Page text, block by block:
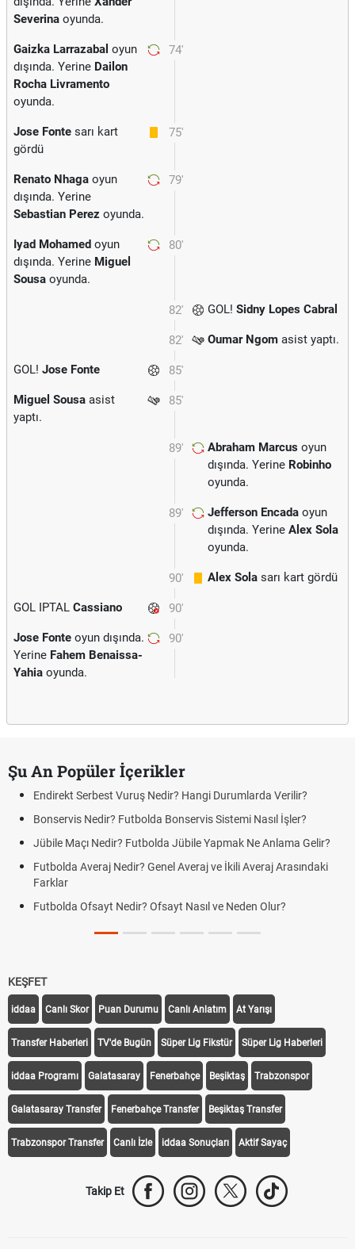
Severina oyunda.
74'
Gaizka Larrazabal oyun
dışında. Yerine Dailon
Rocha Livramento
oyunda.
75'
Jose Fonte sarı kart
gördü
79'
Renato Nhaga oyun
dışında. Yerine
Sebastian Perez oyunda.
80'
Iyad Mohamed oyun
dışında. Yerine Miguel
Sousa oyunda.
82' GOL! Sidny Lopes Cabral
82' Oumar Ngom asist yaptı.
85'
GOL! Jose Fonte
85'
Miguel Sousa asist
yaptı.
89' Abraham Marcus oyun
dışında. Yerine Robinho
oyunda.
89' Jefferson Encada oyun
dışında. Yerine Alex Sola
oyunda.
90' Alex Sola sarı kart gördü
90'
GOL IPTAL Cassiano
90'
Jose Fonte oyun dışında.
Yerine Fahem Benaissa-
Yahia oyunda.
Şu An Popüler İçerikler
Endirekt Serbest Vuruş Nedir? Hangi Durumlarda Verilir?
Bonservis Nedir? Futbolda Bonservis Sistemi Nasıl İşler?
Jübile Maçı Nedir? Futbolda Jübile Yapmak Ne Anlama Gelir?
Futbolda Averaj Nedir? Genel Averaj ve İkili Averaj Arasındaki
Farklar
Futbolda Ofsayt Nedir? Ofsayt Nasıl ve Neden Olur?
KEŞFET
iddaa Canlı Skor Puan Durumu Canlı Anlatım At Yarışı
Transfer Haberleri TV'de Bugün Süper Lig Fikstür Süper Lig Haberleri
iddaa Programı Galatasaray Fenerbahçe Beşiktaş Trabzonspor
Galatasaray Transfer Fenerbahçe Transfer Beşiktaş Transfer
Trabzonspor Transfer Canlı İzle iddaa Sonuçları Aktif Sayaç